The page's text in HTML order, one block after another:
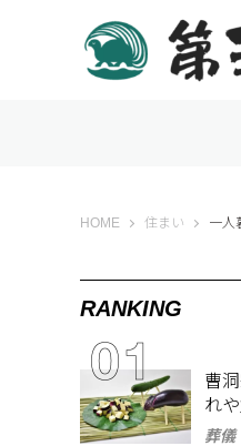
HOME 第三人生 〜寄り道
住まい 一人
RANKING
曹
れ
を
葬儀